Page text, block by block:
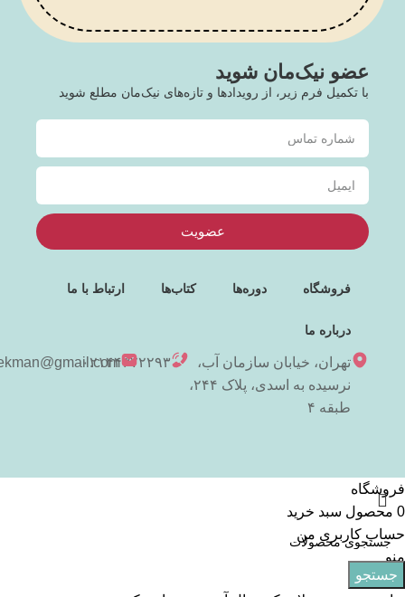
عضو نیک‌مان شوید
با تکمیل فرم زیر، از رویدادها و تازه‌های نیک‌مان مطلع شوید
عضویت
فروشگاه دوره‌ها کتاب‌ها ارتباط با ما
درباره ما
تهران، خیابان سازمان آب،
نرسیده به اسدی، پلاک ۲۴۴،
طبقه ۴
۰۲۱۴۴۳۷۲۲۹۳
جستجو
فروشگاه
0 محصول سبد خرید
حساب کاربری من
منو